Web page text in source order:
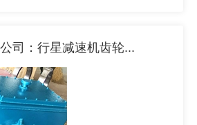
司：行星减速机齿轮...